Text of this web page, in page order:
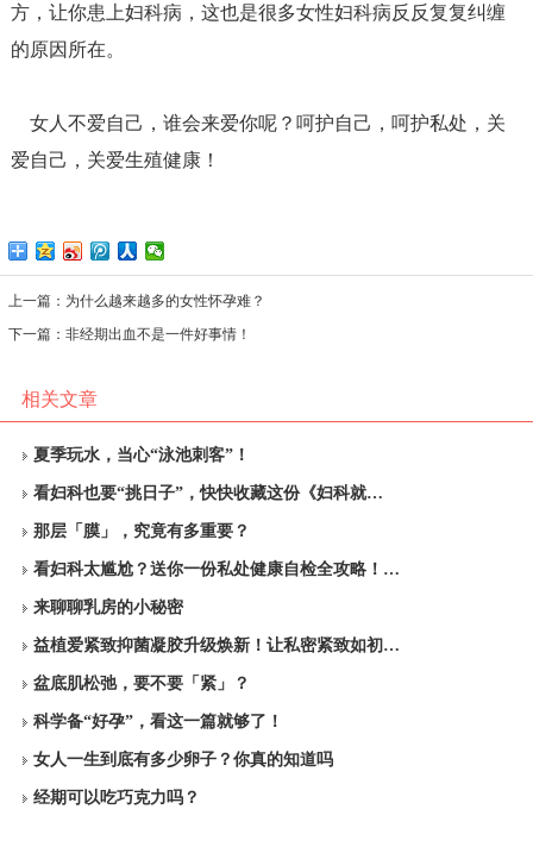
方，让你患上妇科病，这也是很多女性妇科病反反复复纠缠
的原因所在。
女人不爱自己，谁会来爱你呢？呵护自己，呵护私处，关
爱自己，关爱生殖健康！
上一篇： 为什么越来越多的女性怀孕难？
下一篇： 非经期出血不是一件好事情！
相关文章
夏季玩水，当心“泳池刺客”！
看妇科也要“挑日子”，快快收藏这份《妇科就…
那层「膜」，究竟有多重要？
看妇科太尴尬？送你一份私处健康自检全攻略！…
来聊聊乳房的小秘密
益植爱紧致抑菌凝胶升级焕新！让私密紧致如初…
盆底肌松弛，要不要「紧」？
科学备“好孕”，看这一篇就够了！
女人一生到底有多少卵子？你真的知道吗
经期可以吃巧克力吗？